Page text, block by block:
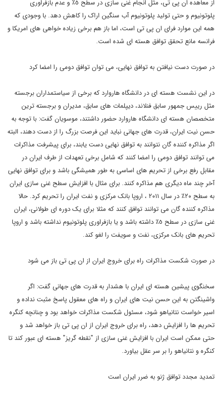
از معاهده ان پی تی، مثل انجام غنی سازی در سطح ٥٪ و عدم بازفراوری
پلوتونیوم و حتی تولید پلوتونیوم آب سنگین اراک را کاهش دهد. با وجودی که
همه این موارد فرای ان پی تی است، اما باز هم برخی زیاده خواهی های امریکا و
فرانسه مانع تحقق توافق هسته ای شده است.
در صورت دست نیافتن به توافق نهایی، می توان توافق دومی را امضا کرد
در این نشست هسته ای در دانشگاه هاروارد که برخی از سیاستمداران برجسته
مثل رییس جمهور سابق فنلاند، دیپلمات های سابق، مدیران و برجسته ترین
متخصصان هسته ای دانشگاه هاروارد حضور داشتند، موسویان گفت: با توجه به
حسن نیت ایران، قدرت های جهانی نباید این فرصت بزرگ را از دست دهند، البته
اگر مذاکره کننده گان نتوانند به توافق نهایی دست یابند، برای پیشرفت مذاکرات
می توانند توافق دومی را امضا کنند که شامل برخی تعهدات از طرف ایران در
مقابل رفع برخی از تحریم های اساسی به طور همیشگی باشد و برای توافق نهایی
آخر چند ماه دیگری هم مذاکره کنند. برای مثال با افزایش سطح غنی سازی ایران
به سطح ٢٠٪ در سال ٢٠١١ ، اروپا بانک مرکزی و نفت ایران را تحریم کرد. حالا
مذاکره کننده گان می توانند توافق کنند که مثلا برای یک دوره ای طولانی، ایران
غنی سازی در سطح ٥٪ داشته باشد و یا بازفراوری پلوتونیوم نداشته باشد و اروپا
تحریم های بانک مرکزی، نفت و سویفت را لغو کند.
در صورت شکست مذاکرات راه برای خروج ایران از ان پی تی باز می شود
سخنگوی پیشین هسته ای ایران با هشدار به قدرت های جهانی گفت: اگر
واشینگتن به این حسن نیت های ایران و راه های معقول پاسخ مثبت نداده و
اسیر خواست نتانیاهو شود، مسئول شکست مذاکرات خواهد بود و چنانچه کنگره
تحریم ها را افزایش دهد، راه برای خروج ایران از ان پی تی باز خواهد شد و
حتی ممکن است ایران با افزایش غنی سازی از "نقطه گریز" هسته ای عبور کند تا
کنگره و نتانیاهو را بر سر عقل بیاورد.
تمدید مجدد توافق ژنو به ضرر ایران است